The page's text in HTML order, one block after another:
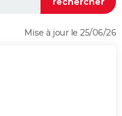
Mise à jour le 25/06/26